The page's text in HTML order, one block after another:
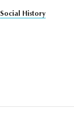
Social History